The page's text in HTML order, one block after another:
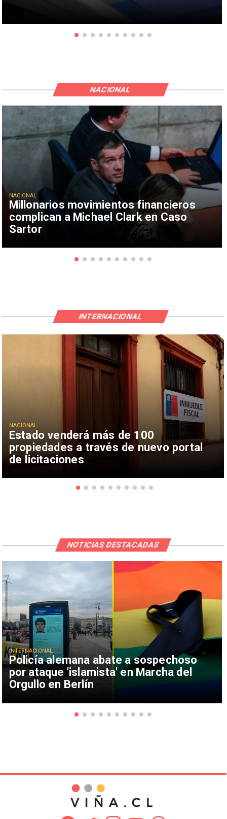
Millonarios movimientos financieros
complican a Michael Clark en Caso
Sartor
NACIONAL
NACIONAL
Estado venderá más de 100
propiedades a través de nuevo portal
de licitaciones
NACIONAL
INTERNACIONAL
Policía alemana abate a sospechoso
por ataque 'islamista' en Marcha del
Orgullo en Berlín
INTERNACIONAL
NOTICIAS DESTACADAS